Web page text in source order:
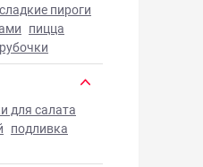
сладкие пироги
пицца
для салата
подливка